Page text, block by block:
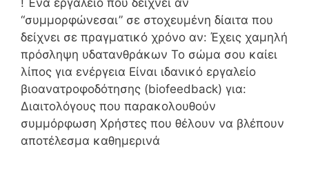
! Ένα εργαλείο που δείχνει αν
“συμμορφώνεσαι” σε στοχευμένη δίαιτα που
δείχνει σε πραγματικό χρόνο αν: Έχεις χαμηλή
πρόσληψη υδατανθράκων Το σώμα σου καίει
λίπος για ενέργεια Είναι ιδανικό εργαλείο
βιοανατροφοδότησης (biofeedback) για:
Διαιτολόγους που παρακολουθούν
συμμόρφωση Χρήστες που θέλουν να βλέπουν
αποτέλεσμα καθημερινά